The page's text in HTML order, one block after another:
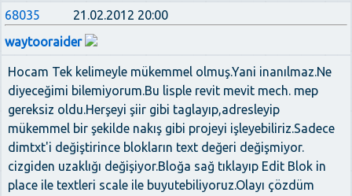
68035
21.02.2012 20:00
waytooraider
Hocam Tek kelimeyle mükemmel olmuş.Yani inanılmaz.Ne
diyeceğimi bilemiyorum.Bu lisple revit mevit mech. mep
gereksiz oldu.Herşeyi şiir gibi taglayıp,adresleyip
mükemmel bir şekilde nakış gibi projeyi işleyebiliriz.Sadece
dimtxt'i değiştirince blokların text değeri değişmiyor.
cizgiden uzaklığı değişiyor.Bloğa sağ tıklayıp Edit Blok in
place ile textleri scale ile buyutebiliyoruz.Olayı çözdüm